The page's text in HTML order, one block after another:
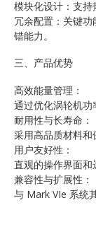
模块化设计：支持
冗余配置：关键
错能力。
三、产品优势
高效能量管理：
通过优化涡轮机功
耐用性与长寿命：
采用高品质材料和
用户友好性：
直观的操作界面和
兼容性与扩展性：
与 Mark VIe 系统